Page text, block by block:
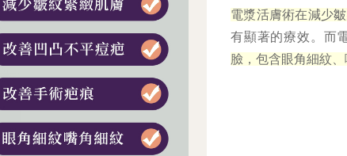
電漿活膚術在減少
有顯著的療效。而
臉，包含眼角細紋